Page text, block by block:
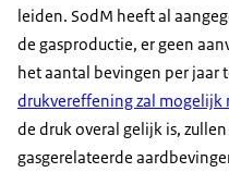
leiden. SodM heeft al
de gasproductie, er geen
het aantal bevingen per jaar
drukvereffening zal
de druk overal gelijk is,
gasgerelateerde